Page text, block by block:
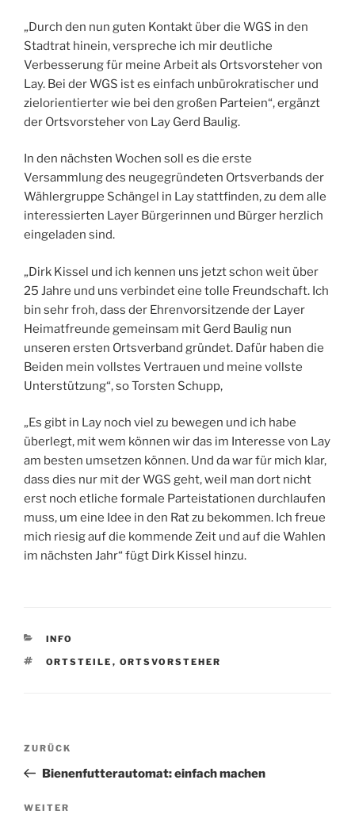
„Durch den nun guten Kontakt über die WGS in den
Stadtrat hinein, verspreche ich mir deutliche
Verbesserung für meine Arbeit als Ortsvorsteher von
Lay. Bei der WGS ist es einfach unbürokratischer und
zielorientierter wie bei den großen Parteien“, ergänzt
der Ortsvorsteher von Lay Gerd Baulig.
In den nächsten Wochen soll es die erste
Versammlung des neugegründeten Ortsverbands der
Wählergruppe Schängel in Lay stattfinden, zu dem alle
interessierten Layer Bürgerinnen und Bürger herzlich
eingeladen sind.
„Dirk Kissel und ich kennen uns jetzt schon weit über
25 Jahre und uns verbindet eine tolle Freundschaft. Ich
bin sehr froh, dass der Ehrenvorsitzende der Layer
Heimatfreunde gemeinsam mit Gerd Baulig nun
unseren ersten Ortsverband gründet. Dafür haben die
Beiden mein vollstes Vertrauen und meine vollste
Unterstützung“, so Torsten Schupp,
„Es gibt in Lay noch viel zu bewegen und ich habe
überlegt, mit wem können wir das im Interesse von Lay
am besten umsetzen können. Und da war für mich klar,
dass dies nur mit der WGS geht, weil man dort nicht
erst noch etliche formale Parteistationen durchlaufen
muss, um eine Idee in den Rat zu bekommen. Ich freue
mich riesig auf die kommende Zeit und auf die Wahlen
im nächsten Jahr“ fügt Dirk Kissel hinzu.
KATEGORIEN
INFO
SCHLAGWÖRTER
ORTSTEILE , ORTSVORSTEHER
Beitragsnavigation
Vorheriger
Beitrag
ZURÜCK
Bienenfutterautomat: einfach machen
Nächster
WEITER